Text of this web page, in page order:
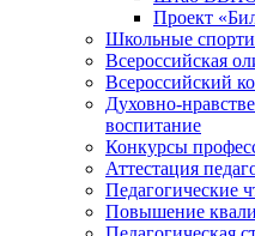
Проект
Школьные
Всероссийская
Всероссийский
Духовно-
воспитание
Конкурсы
Аттестация
Педагогические
Повышение